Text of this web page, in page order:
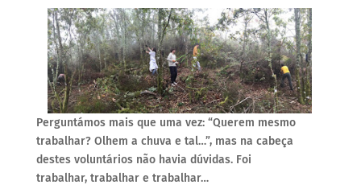
Perguntámos mais que uma vez: “Querem mesmo
trabalhar? Olhem a chuva e tal…”, mas na cabeça
destes voluntários não havia dúvidas. Foi
trabalhar, trabalhar e trabalhar…